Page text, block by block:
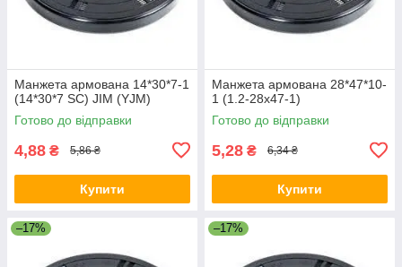
Манжета армована 14*30*7-1
(14*30*7 SC) JIM (YJM)
Готово до відправки
4,88 ₴ 5,86 ₴
Купити
Манжета армована 28*47*10-
1 (1.2-28х47-1)
Готово до відправки
5,28 ₴ 6,34 ₴
Купити
–17% –17%